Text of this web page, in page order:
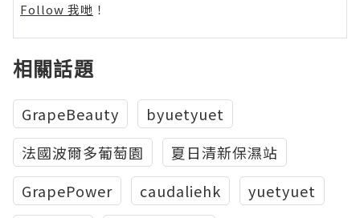
Follow 我哋 ！
相關話題
GrapeBeauty
byuetyuet
法國波爾多葡萄園
夏日清新保濕站
GrapePower
caudaliehk
yuetyuet